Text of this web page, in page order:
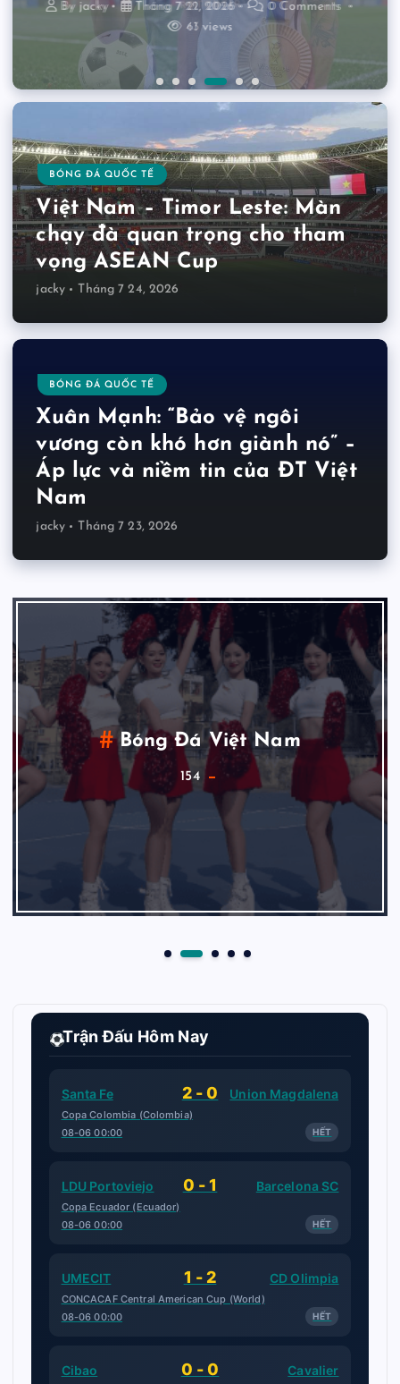
47 views
By jacky Tháng 7 23, 2026
0 Comments
47 views
By jacky Tháng 7 22, 2026
0 Comments
61 views
Byjacky Tháng 7 21, 2026
0 Comments
43 views
46 views
46 views
BÓNG ĐÁ QUỐC TẾ
Việt Nam – Timor Leste: Màn
chạy đà quan trọng cho tham
vọng ASEAN Cup
jacky Tháng 7 24, 2026
BÓNG ĐÁ QUỐC TẾ
Xuân Mạnh: “Bảo vệ ngôi
vương còn khó hơn giành nó” –
Áp lực và niềm tin của ĐT Việt
Nam
jacky Tháng 7 23, 2026
Champions League / Cúp C1
171
Trận Đấu Hôm Nay
Santa Fe 2 - 0 Union Magdalena
Copa Colombia (Colombia)
08-06 00:00
HẾT
LDU Portoviejo 0 - 1 Barcelona SC
Copa Ecuador (Ecuador)
08-06 00:00
HẾT
UMECIT 1 - 2 CD Olimpia
CONCACAF Central American Cup (World)
08-06 00:00
HẾT
Cibao 0 - 0 Cavalier